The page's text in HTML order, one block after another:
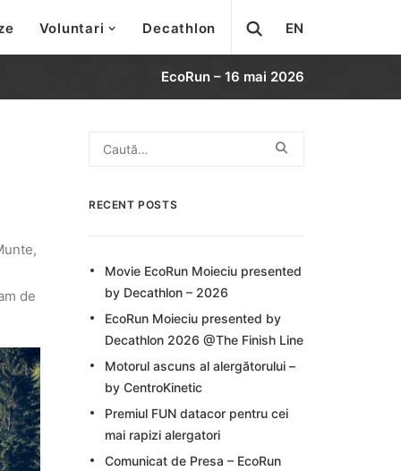
Voluntari Decathlon EN
EcoRun – 16 mai 2026
de
RECENT POSTS
Movie EcoRun Moieciu presented
by Decathlon – 2026
EcoRun Moieciu presented by
Decathlon 2026 @The Finish Line
Motorul ascuns al alergătorului –
by CentroKinetic
Premiul FUN datacor pentru cei
mai rapizi alergatori
Comunicat de Presa – EcoRun